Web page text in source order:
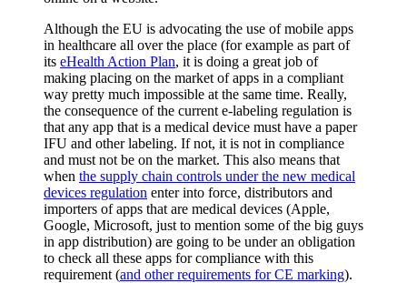
Although the EU is advocating the use of mobile apps
in healthcare all over the place (for example as part of
its eHealth Action Plan, it is doing a great job of
making placing on the market of apps in a compliant
way pretty much impossible at the same time. Really,
the consequence of the current e-labeling regulation is
that any app that is a medical device must have a paper
IFU and other labeling. If not, it is not in compliance
and must not be on the market. This also means that
when the supply chain controls under the new medical
devices regulation enter into force, distributors and
importers of apps that are medical devices (Apple,
Google, Microsoft, just to mention some of the big guys
in app distribution) are going to be under an obligation
to check all these apps for compliance with this
requirement (and other requirements for CE marking).